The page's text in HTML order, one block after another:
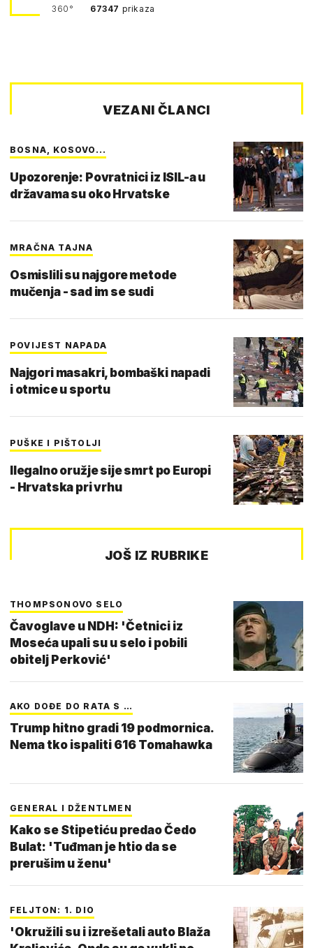
360° 67347 prikaza
VEZANI ČLANCI
BOSNA, KOSOVO...
Upozorenje: Povratnici iz ISIL-a u
državama su oko Hrvatske
MRAČNA TAJNA
Osmislili su najgore metode
mučenja - sad im se sudi
POVIJEST NAPADA
Najgori masakri, bombaški napadi
i otmice u sportu
PUŠKE I PIŠTOLJI
Ilegalno oružje sije smrt po Europi
- Hrvatska pri vrhu
JOŠ IZ RUBRIKE
THOMPSONOVO SELO
Čavoglave u NDH: 'Četnici iz
Moseća upali su u selo i pobili
obitelj Perković'
AKO DOĐE DO RATA S …
Trump hitno gradi 19 podmornica.
Nema tko ispaliti 616 Tomahawka
GENERAL I DŽENTLMEN
Kako se Stipetiću predao Čedo
Bulat: 'Tuđman je htio da se
prerušim u ženu'
FELJTON: 1. DIO
'Okružili su i izrešetali auto Blaža